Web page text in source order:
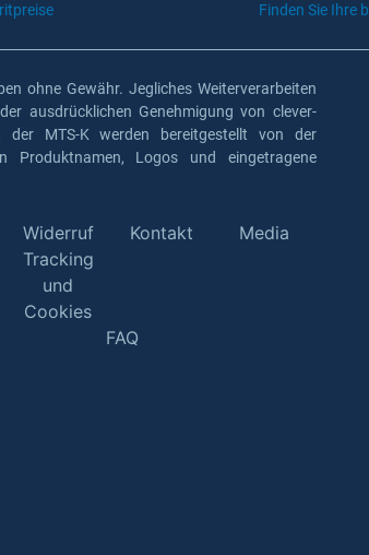
Finden Sie Ihre
ohne Gewähr. Jegliches Weiterverarbeiten
ausdrücklichen Genehmigung von clever-
der MTS-K werden bereitgestellt von der
Produktnamen, Logos und eingetragene
Widerruf
Tracking
und
Cookies
Kontakt Media
FAQ